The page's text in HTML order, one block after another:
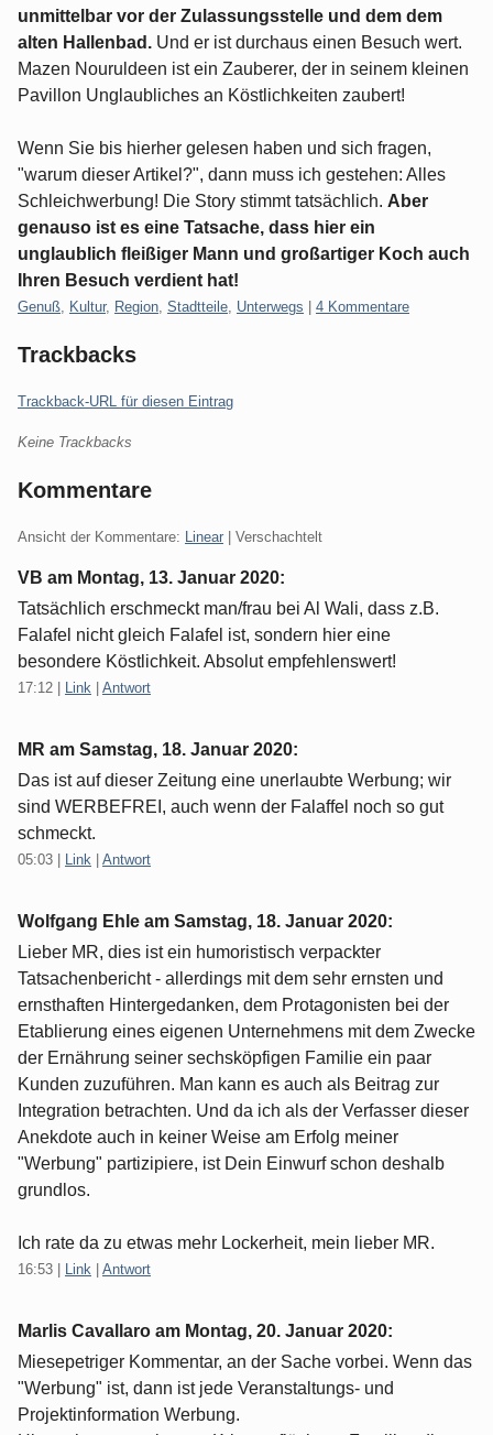
unmittelbar vor der Zulassungsstelle und dem dem
alten Hallenbad. Und er ist durchaus einen Besuch wert.
Mazen Nouruldeen ist ein Zauberer, der in seinem kleinen
Pavillon Unglaubliches an Köstlichkeiten zaubert!
Wenn Sie bis hierher gelesen haben und sich fragen,
"warum dieser Artikel?", dann muss ich gestehen: Alles
Schleichwerbung! Die Story stimmt tatsächlich. Aber
genauso ist es eine Tatsache, dass hier ein
unglaublich fleißiger Mann und großartiger Koch auch
Ihren Besuch verdient hat!
Kategorien:
Genuß Kultur, Region Stadtteile Unterwegs 4 Kommentare
Trackbacks
Trackback-URL für diesen Eintrag
Keine Trackbacks
Kommentare
Ansicht der Kommentare: Linear | Verschachtelt
VB am Montag, 13. Januar 2020:
Tatsächlich erschmeckt man/frau bei Al Wali, dass z.B.
Falafel nicht gleich Falafel ist, sondern hier eine
besondere Köstlichkeit. Absolut empfehlenswert!
17:12 Link Antwort
MR am Samstag, 18. Januar 2020:
Das ist auf dieser Zeitung eine unerlaubte Werbung; wir
sind WERBEFREI, auch wenn der Falaffel noch so gut
schmeckt.
05:03 Link Antwort
Wolfgang Ehle am Samstag, 18. Januar 2020:
Lieber MR, dies ist ein humoristisch verpackter
Tatsachenbericht - allerdings mit dem sehr ernsten und
ernsthaften Hintergedanken, dem Protagonisten bei der
Etablierung eines eigenen Unternehmens mit dem Zwecke
der Ernährung seiner sechsköpfigen Familie ein paar
Kunden zuzuführen. Man kann es auch als Beitrag zur
Integration betrachten. Und da ich als der Verfasser dieser
Anekdote auch in keiner Weise am Erfolg meiner
"Werbung" partizipiere, ist Dein Einwurf schon deshalb
grundlos.
Ich rate da zu etwas mehr Lockerheit, mein lieber MR.
16:53 Link Antwort
Marlis Cavallaro am Montag, 20. Januar 2020:
Miesepetriger Kommentar, an der Sache vorbei. Wenn das
"Werbung" ist, dann ist jede Veranstaltungs- und
Projektinformation Werbung.